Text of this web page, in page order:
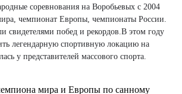
соревнования на Воробьевых с 2004
чемпионат Европы, чемпионаты России.
свидетелями побед и рекордов.В этом году
легендарную спортивную локацию на
у представителей массового спорта.
мира и Европы по санному